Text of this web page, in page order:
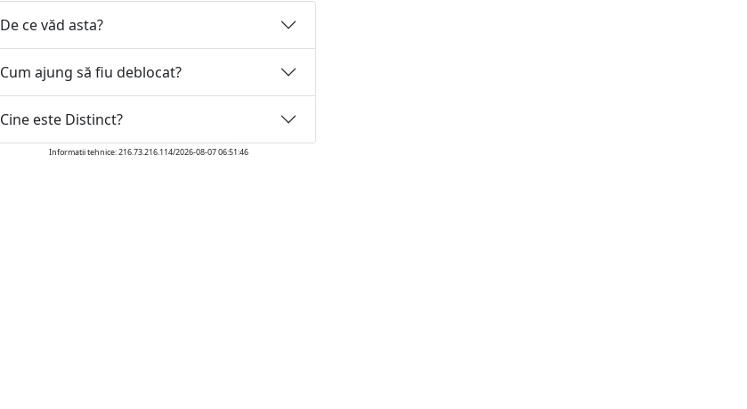
De ce văd asta?
Cum ajung să fiu deblocat?
Cine este Distinct?
Informatii tehnice: 216.73.216.114/2026-08-07 06:51:46